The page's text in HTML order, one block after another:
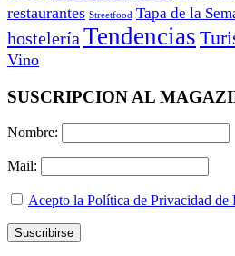
restaurantes Streetfood Tapa de la
hostelería Tendencias
Vino
SUSCRIPCION AL
Nombre:
Mail:
Acepto la Política de Privacidad de